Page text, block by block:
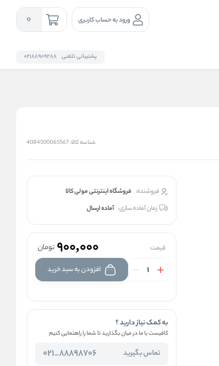
ورود به حساب کاربری 0
پشتیبانی تلفنی 02188909288
شناسه کالا:4084500065567
فروشنده: فروشگاه اینترنتی مولی کالا
زمان آماده سازی: آماده ارسال
قیمت: 900,000 تومان
افزودن به سبد خرید
به کمک نیاز دارید ؟
کافیست با ما در میان بگذارید تا شما را راهنمایی کنیم
تماس بگیرید 88898706_021